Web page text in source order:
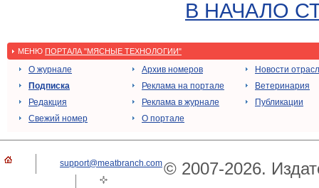
В НАЧАЛО
МЕНЮ ПОРТАЛА "МЯСНЫЕ ТЕХНОЛОГИИ"
О журнале
Подписка
Редакция
Свежий номер
Архив номеров
Реклама на портале
Реклама в журнале
О портале
Новости
Ветеринария
Публикации
support@meatbranch.com© 2007-2026.